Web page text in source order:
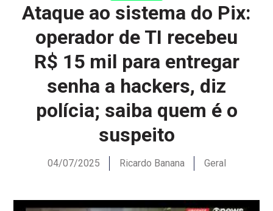
Ataque ao sistema do Pix:
operador de TI recebeu
R$ 15 mil para entregar
senha a hackers, diz
polícia; saiba quem é o
suspeito
04/07/2025 Ricardo Banana Geral